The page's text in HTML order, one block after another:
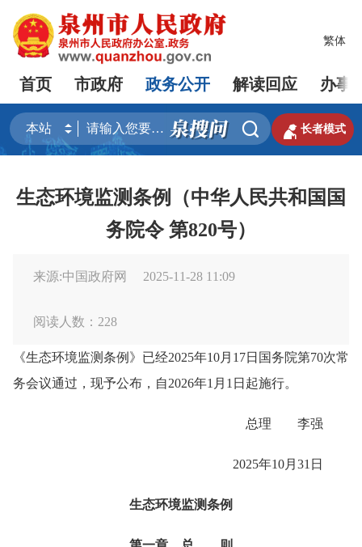
繁体
首页 市政府 政务公开 解读回应 办事
  长者模式
生态环境监测条例（中华人民共和国国
务院令 第820号）
来源:中国政府网 2025-11-28 11:09
阅读人数： 228
《生态环境监测条例》已经2025年10月17日国务院第70次常
务会议通过，现予公布，自2026年1月1日起施行。
总理 李强
2025年10月31日
生态环境监测条例